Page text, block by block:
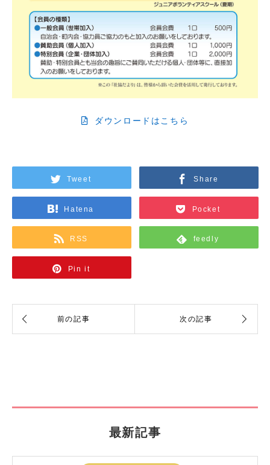
ダウンロードはこちら
Tweet Share
Hatena Pocket
RSS feedly
Pin it
最新記事